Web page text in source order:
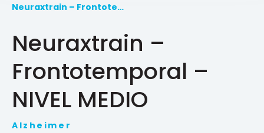
Neuraxtrain – Frontotemporal – NIVEL MEDIO
Neuraxtrain –
Frontotemporal –
NIVEL MEDIO
Alzheimer